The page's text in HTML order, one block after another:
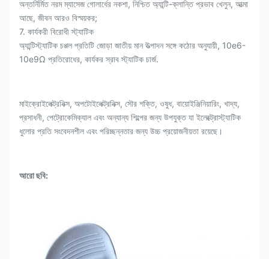
অন্তর্নির্মিত নরম ম্যাসেজ গোলার্ধের নকশা, নিশ্চিত অ্যান্টি-ক্লান্তি প্রভাব খেলুন, আত্মা
আছে, জীবন আরও বিস্ময়কর;
7. কার্যকরী বিরোধী স্ট্যাটিক
অ্যান্টিস্ট্যাটিক চপ্পল প্রতিটি জোড়া জাতীয় মান উত্পাদন সঙ্গে কঠোর অনুযায়ী, 10e6-
10e9Ω প্রতিরোধের, কার্যকর স্রাব স্ট্যাটিক চার্জ.
মাইক্রোইলেক্ট্রনিক্স, অপটোইলেক্ট্রনিক্স, সৌর শক্তি, ওষুধ, বায়োইঞ্জিনিয়ারিং, খাদ্য,
প্রসাধনী, পেট্রোকেমিক্যাল এবং অন্যান্য শিল্পের জন্য উপযুক্ত যা ইলেক্ট্রোস্ট্যাটিক
ধুলোর প্রতি সংবেদনশীল এবং পরিচ্ছন্নতার জন্য উচ্চ প্রয়োজনীয়তা রয়েছে।
আরো ছবি: